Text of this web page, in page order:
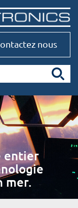
nous
entier
mer.